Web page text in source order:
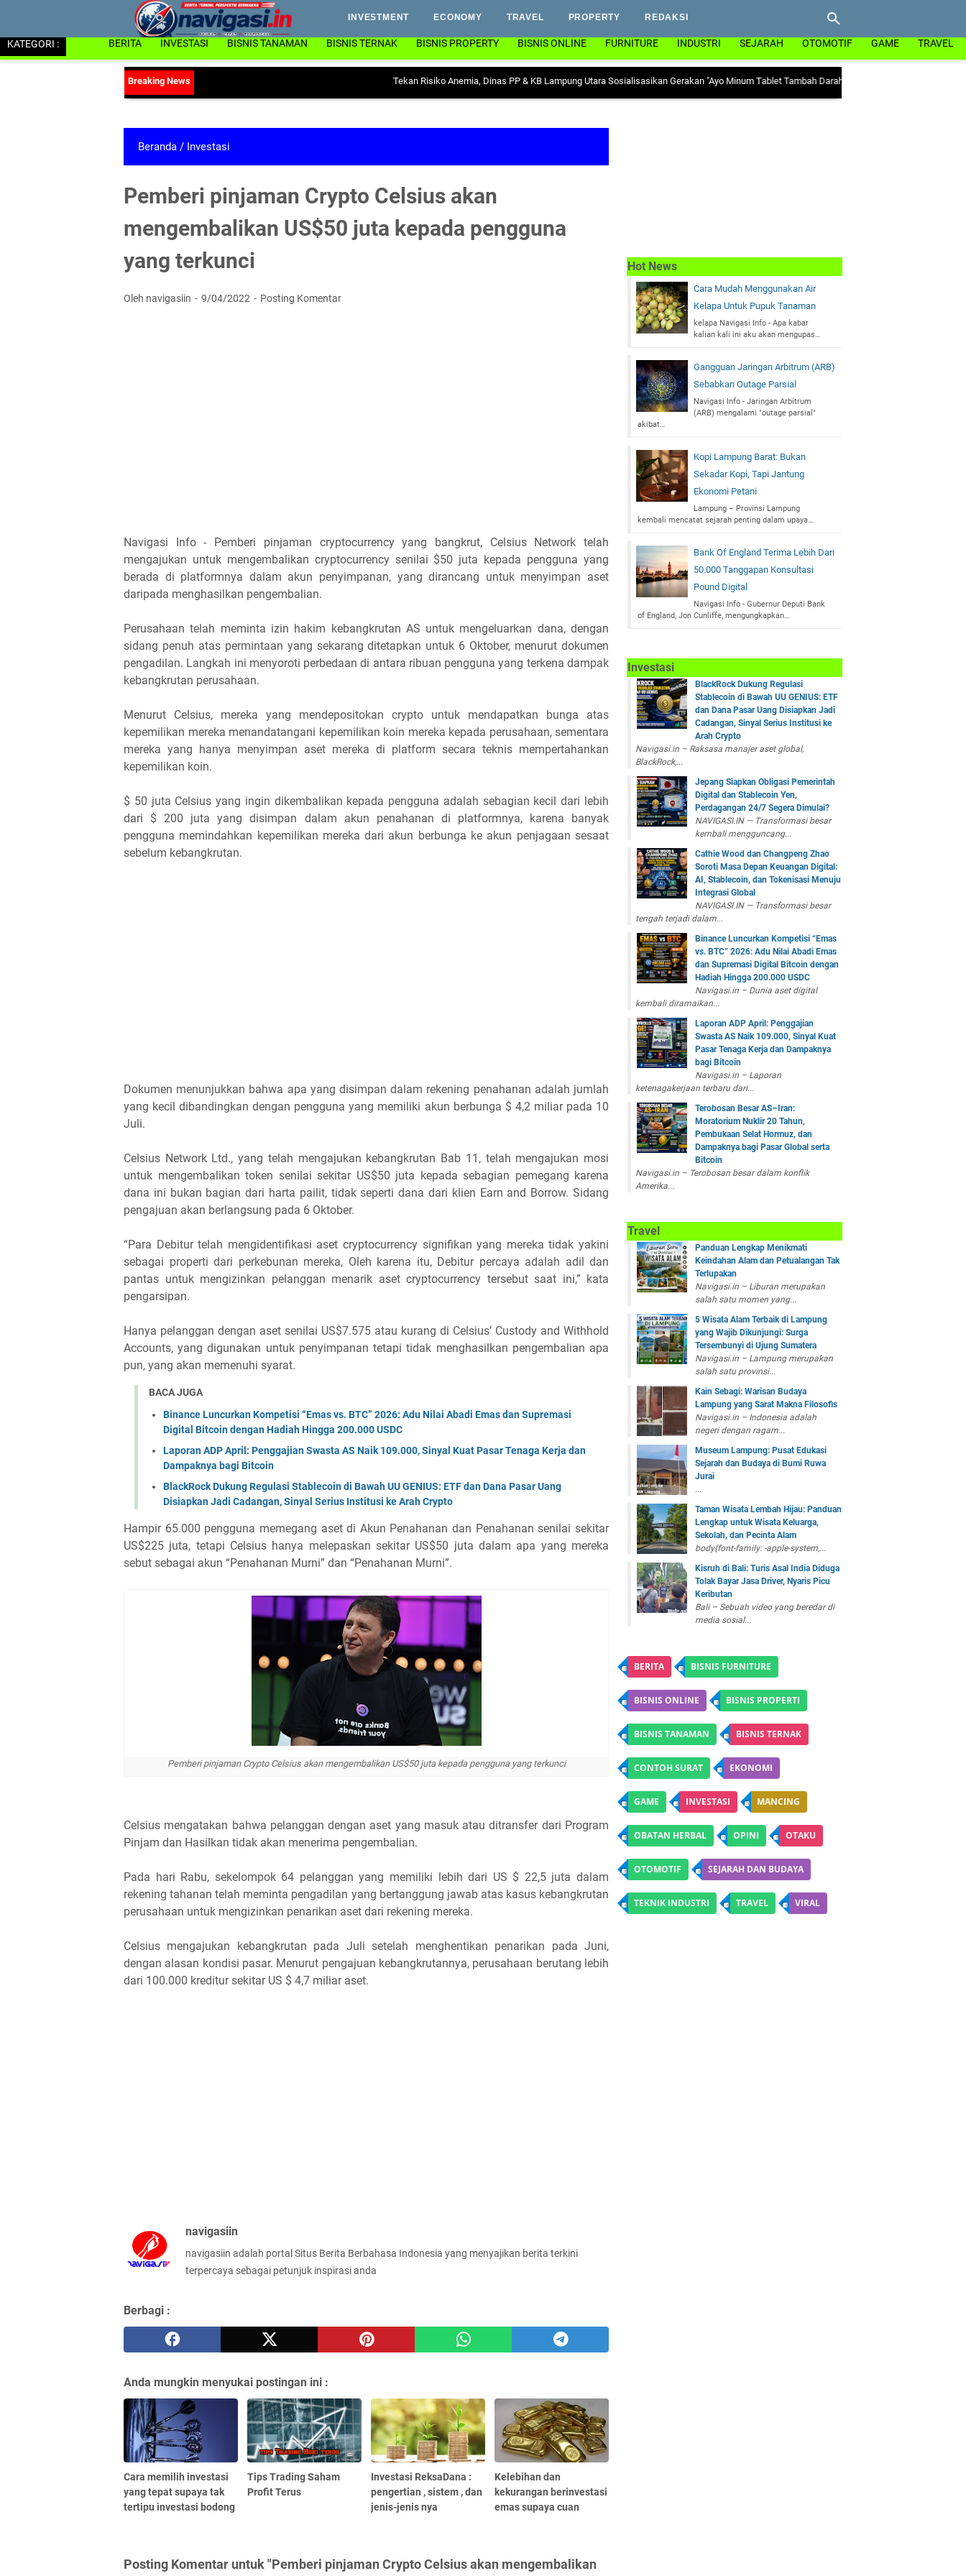
INVESTMENT ECONOMY TRAVEL PROPERTY REDAKSI
KATEGORI : BERITA INVESTASI BISNIS TANAMAN BISNIS TERNAK BISNIS PROPERTY BISNIS ONLINE FURNITURE INDUSTRI SEJARAH OTOMOTIF GAME TRAVEL
Tekan Risiko Anemia, Dinas PP & KB Lampung Utara Sosialisasikan Gerakan "Ayo Minum Tablet Tambah Darah" di Kecamatan Abung Surakarta
Beranda / Investasi
Pemberi pinjaman Crypto Celsius akan
mengembalikan US$50 juta kepada pengguna
yang terkunci
Oleh navigasiin 9/04/2022 Posting Komentar
Navigasi Info - Pemberi pinjaman cryptocurrency yang bangkrut, Celsius Network telah
mengajukan untuk mengembalikan cryptocurrency senilai $50 juta kepada pengguna yang
berada di platformnya dalam akun penyimpanan, yang dirancang untuk menyimpan aset
daripada menghasilkan pengembalian.
Perusahaan telah meminta izin hakim kebangkrutan AS untuk mengeluarkan dana, dengan
sidang penuh atas permintaan yang sekarang ditetapkan untuk 6 Oktober, menurut dokumen
pengadilan. Langkah ini menyoroti perbedaan di antara ribuan pengguna yang terkena dampak
kebangkrutan perusahaan.
Menurut Celsius, mereka yang mendepositokan crypto untuk mendapatkan bunga atas
kepemilikan mereka menandatangani kepemilikan koin mereka kepada perusahaan, sementara
mereka yang hanya menyimpan aset mereka di platform secara teknis mempertahankan
kepemilikan koin.
$ 50 juta Celsius yang ingin dikembalikan kepada pengguna adalah sebagian kecil dari lebih
dari $ 200 juta yang disimpan dalam akun penahanan di platformnya, karena banyak
pengguna memindahkan kepemilikan mereka dari akun berbunga ke akun penjagaan sesaat
sebelum kebangkrutan.
Dokumen menunjukkan bahwa apa yang disimpan dalam rekening penahanan adalah jumlah
yang kecil dibandingkan dengan pengguna yang memiliki akun berbunga $ 4,2 miliar pada 10
Juli.
Celsius Network Ltd., yang telah mengajukan kebangkrutan Bab 11, telah mengajukan mosi
untuk mengembalikan token senilai sekitar US$50 juta kepada sebagian pemegang karena
dana ini bukan bagian dari harta pailit, tidak seperti dana dari klien Earn and Borrow. Sidang
pengajuan akan berlangsung pada 6 Oktober.
“Para Debitur telah mengidentifikasi aset cryptocurrency signifikan yang mereka tidak yakini
sebagai properti dari perkebunan mereka, Oleh karena itu, Debitur percaya adalah adil dan
pantas untuk mengizinkan pelanggan menarik aset cryptocurrency tersebut saat ini,” kata
pengarsipan.
Hanya pelanggan dengan aset senilai US$7.575 atau kurang di Celsius’ Custody and Withhold
Accounts, yang digunakan untuk penyimpanan tetapi tidak menghasilkan pengembalian apa
pun, yang akan memenuhi syarat.
BACA JUGA
Binance Luncurkan Kompetisi “Emas vs. BTC” 2026: Adu Nilai Abadi Emas dan Supremasi
Digital Bitcoin dengan Hadiah Hingga 200.000 USDC
Laporan ADP April: Penggajian Swasta AS Naik 109.000, Sinyal Kuat Pasar Tenaga Kerja dan
Dampaknya bagi Bitcoin
BlackRock Dukung Regulasi Stablecoin di Bawah UU GENIUS: ETF dan Dana Pasar Uang
Disiapkan Jadi Cadangan, Sinyal Serius Institusi ke Arah Crypto
Hampir 65.000 pengguna memegang aset di Akun Penahanan dan Penahanan senilai sekitar
US$225 juta, tetapi Celsius hanya melepaskan sekitar US$50 juta dalam apa yang mereka
sebut sebagai akun “Penahanan Murni” dan “Penahanan Murni”.
Pemberi pinjaman Crypto Celsius akan mengembalikan US$50 juta kepada pengguna yang terkunci
Celsius mengatakan bahwa pelanggan dengan aset yang masuk atau ditransfer dari Program
Pinjam dan Hasilkan tidak akan menerima pengembalian.
Pada hari Rabu, sekelompok 64 pelanggan yang memiliki lebih dari US $ 22,5 juta dalam
rekening tahanan telah meminta pengadilan yang bertanggung jawab atas kasus kebangkrutan
perusahaan untuk mengizinkan penarikan aset dari rekening mereka.
Celsius mengajukan kebangkrutan pada Juli setelah menghentikan penarikan pada Juni,
dengan alasan kondisi pasar. Menurut pengajuan kebangkrutannya, perusahaan berutang lebih
dari 100.000 kreditur sekitar US $ 4,7 miliar aset.
navigasiin
navigasiin adalah portal Situs Berita Berbahasa Indonesia yang menyajikan berita terkini
terpercaya sebagai petunjuk inspirasi anda
Berbagi :
Anda mungkin menyukai postingan ini :
Cara memilih investasi
yang tepat supaya tak
tertipu investasi bodong
Tips Trading Saham
Profit Terus
Investasi ReksaDana :
pengertian , sistem , dan
jenis-jenis nya
Kelebihan dan
kekurangan berinvestasi
emas supaya cuan
Posting Komentar untuk "Pemberi pinjaman Crypto Celsius akan mengembalikan
Hot News
Cara Mudah Menggunakan Air
Kelapa Untuk Pupuk Tanaman
kelapa Navigasi Info - Apa kabar
kalian kali ini aku akan mengupas…
Gangguan Jaringan Arbitrum (ARB)
Sebabkan Outage Parsial
Navigasi Info - Jaringan Arbitrum
(ARB) mengalami "outage parsial"
akibat…
Kopi Lampung Barat: Bukan
Sekadar Kopi, Tapi Jantung
Ekonomi Petani
Lampung – Provinsi Lampung
kembali mencatat sejarah penting dalam upaya…
Bank Of England Terima Lebih Dari
50.000 Tanggapan Konsultasi
Pound Digital
Navigasi Info - Gubernur Deputi Bank
of England, Jon Cunliffe, mengungkapkan…
Investasi
BlackRock Dukung Regulasi
Stablecoin di Bawah UU GENIUS: ETF
dan Dana Pasar Uang Disiapkan Jadi
Cadangan, Sinyal Serius Institusi ke
Arah Crypto
Navigasi.in – Raksasa manajer aset global,
BlackRock,...
Jepang Siapkan Obligasi Pemerintah
Digital dan Stablecoin Yen,
Perdagangan 24/7 Segera Dimulai?
NAVIGASI.IN — Transformasi besar
kembali mengguncang...
Cathie Wood dan Changpeng Zhao
Soroti Masa Depan Keuangan Digital:
AI, Stablecoin, dan Tokenisasi Menuju
Integrasi Global
NAVIGASI.IN — Transformasi besar
tengah terjadi dalam...
Binance Luncurkan Kompetisi “Emas
vs. BTC” 2026: Adu Nilai Abadi Emas
dan Supremasi Digital Bitcoin dengan
Hadiah Hingga 200.000 USDC
Navigasi.in – Dunia aset digital
kembali diramaikan...
Laporan ADP April: Penggajian
Swasta AS Naik 109.000, Sinyal Kuat
Pasar Tenaga Kerja dan Dampaknya
bagi Bitcoin
Navigasi.in – Laporan
ketenagakerjaan terbaru dari...
Terobosan Besar AS–Iran:
Moratorium Nuklir 20 Tahun,
Pembukaan Selat Hormuz, dan
Dampaknya bagi Pasar Global serta
Bitcoin
Navigasi.in – Terobosan besar dalam konflik
Amerika...
Travel
Panduan Lengkap Menikmati
Keindahan Alam dan Petualangan Tak
Terlupakan
Navigasi.in – Liburan merupakan
salah satu momen yang...
5 Wisata Alam Terbaik di Lampung
yang Wajib Dikunjungi: Surga
Tersembunyi di Ujung Sumatera
Navigasi.in – Lampung merupakan
salah satu provinsi...
Kain Sebagi: Warisan Budaya
Lampung yang Sarat Makna Filosofis
Navigasi.in – Indonesia adalah
negeri dengan ragam...
Museum Lampung: Pusat Edukasi
Sejarah dan Budaya di Bumi Ruwa
Jurai
...
Taman Wisata Lembah Hijau: Panduan
Lengkap untuk Wisata Keluarga,
Sekolah, dan Pecinta Alam
body{font-family: -apple-system,...
Kisruh di Bali: Turis Asal India Diduga
Tolak Bayar Jasa Driver, Nyaris Picu
Keributan
Bali – Sebuah video yang beredar di
media sosial...
BERITA BISNIS FURNITURE
BISNIS ONLINE BISNIS PROPERTI
BISNIS TANAMAN BISNIS TERNAK
CONTOH SURAT EKONOMI
GAME INVESTASI MANCING
OBATAN HERBAL OPINI OTAKU
OTOMOTIF SEJARAH DAN BUDAYA
TEKNIK INDUSTRI TRAVEL VIRAL